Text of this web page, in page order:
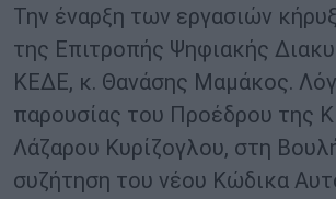
Την έναρξη των εργασιών
της Επιτροπής Ψηφιακής
ΚΕΔΕ, κ. Θανάσης Μαμάκος.
παρουσίας του Προέδρου της
Λάζαρου Κυρίζογλου, στη
συζήτηση του νέου Κώδικα